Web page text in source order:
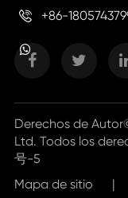
 +86-
Derechos de
Ltd. Todos los
号-5
Mapa de sitio
|